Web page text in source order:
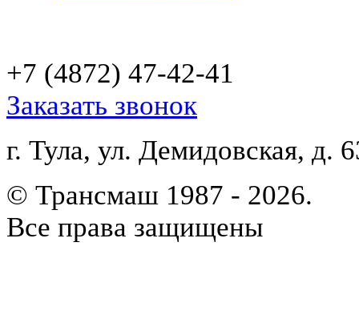
+7 (4872) 47-42-41
Заказать звонок
г. Тула, ул. Демидовская, д.
© Трансмаш 1987 - 2026.
Все права защищены